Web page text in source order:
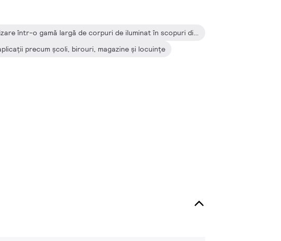
Potrivite la utilizare într-o gamă largă de corpuri de iluminat în scopuri diverse, inclusiv aplicaţii decorative
precum şcoli, birouri, magazine şi locuinţe